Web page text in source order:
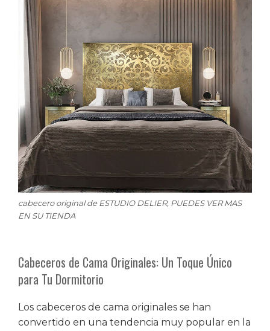
cabecero original de ESTUDIO DELIER, PUEDES VER MAS
EN SU TIENDA
Cabeceros de Cama Originales: Un Toque Único
para Tu Dormitorio
Los cabeceros de cama originales se han
convertido en una tendencia muy popular en la